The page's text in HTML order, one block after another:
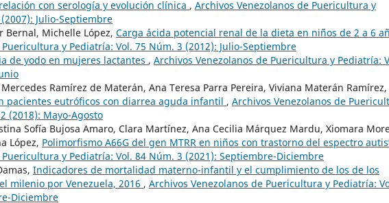
con serología y evolución clínica , Archivos Venezolanos de Puericultura y
Julio-Septiembre
Bernal, Michelle López, Carga ácida potencial renal de la dieta en niños de 2 a 6
y Pediatría: Vol. 75 Núm. 3 (2012): Julio-Septiembre
de yodo en mujeres lactantes , Archivos Venezolanos de Puericultura y Pediatría:
Ramírez de Materán, Ana Teresa Parra Pereira, Viviana Materán Ramírez,
pacientes eutróficos con diarrea aguda infantil , Archivos Venezolanos de
(2018): Mayo-Agosto
Sofía Bujosa Amaro, Clara Martínez, Ana Cecilia Márquez Mardu, Xiomara
López, Polimorfismo A66G del gen MTRR en niños con trastorno del espectro
y Pediatría: Vol. 84 Núm. 3 (2021): Septiembre-Diciembre
Indicadores de mortalidad materno-infantil y el cumplimiento de los de los
milenio por Venezuela, 2016 , Archivos Venezolanos de Puericultura y Pediatría:
Diciembre